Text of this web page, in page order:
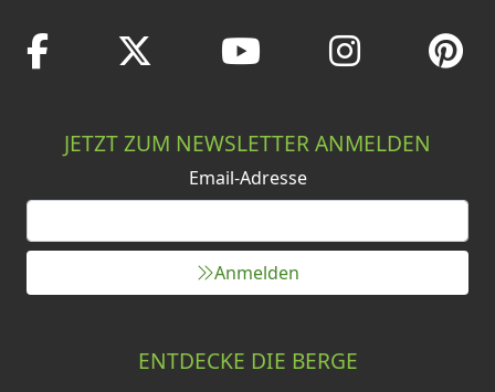
JETZT ZUM NEWSLETTER ANMELDEN
Email-Adresse
Anmelden
ENTDECKE DIE BERGE